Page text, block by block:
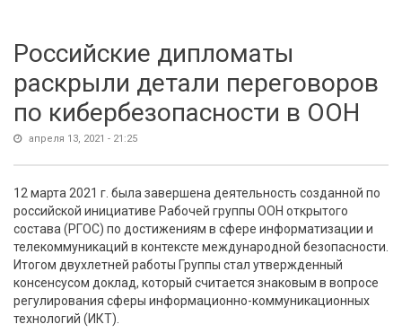
Российские дипломаты
раскрыли детали переговоров
по кибербезопасности в ООН
апреля 13, 2021 - 21:25
12 марта 2021 г. была завершена деятельность созданной по
российской инициативе Рабочей группы ООН открытого
состава (РГОС) по достижениям в сфере информатизации и
телекоммуникаций в контексте международной безопасности.
Итогом двухлетней работы Группы стал утвержденный
консенсусом доклад, который считается знаковым в вопросе
регулирования сферы информационно-коммуникационных
технологий (ИКТ).